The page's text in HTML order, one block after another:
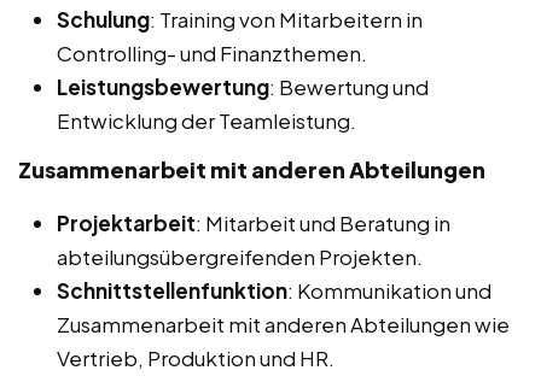
Schulung: Training von Mitarbeitern in
Controlling- und Finanzthemen.
Leistungsbewertung: Bewertung und
Entwicklung der Teamleistung.
Zusammenarbeit mit anderen Abteilungen
Projektarbeit: Mitarbeit und Beratung in
abteilungsübergreifenden Projekten.
Schnittstellenfunktion: Kommunikation und
Zusammenarbeit mit anderen Abteilungen wie
Vertrieb, Produktion und HR.